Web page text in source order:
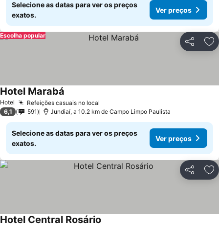
Selecione as datas para ver os preços
exatos.
Ver preços
Partilhar
Escolha popular
Hotel Refeições casuais no local
Hotel Marabá
6,1 591 Jundiaí, a 10.2 km de Campo Limpo Paulista
Selecione as datas para ver os preços
exatos.
Ver preços
Partilhar
Hotel Central Rosário